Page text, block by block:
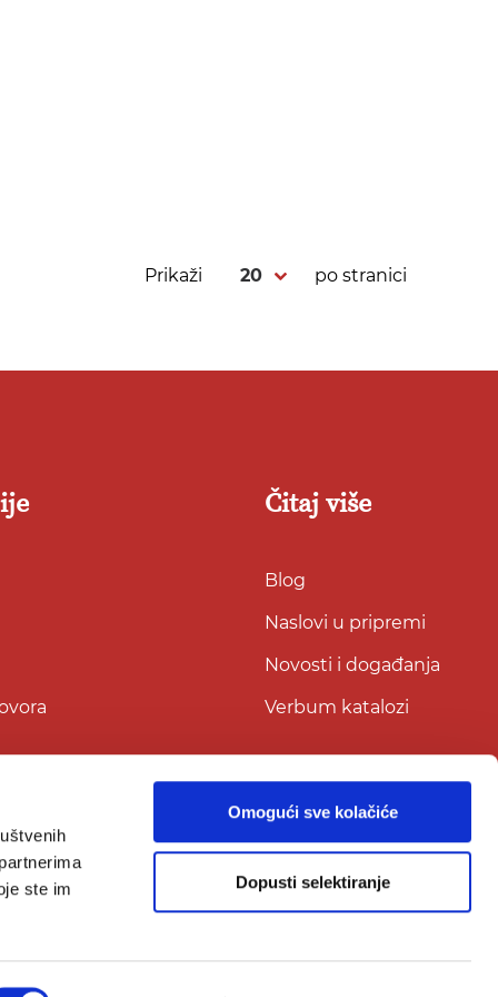
ste im
Omogući sve kolačiće
Dopusti selektiranje
Prikaži po stranici
Čitaj više
Blog
Naslovi u pripremi
Novosti i događanja
Verbum katalozi